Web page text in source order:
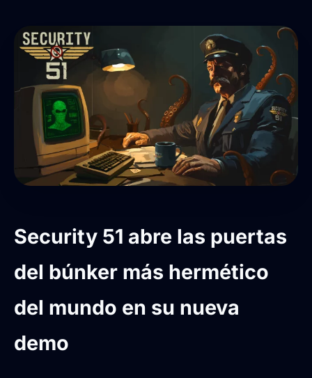
Security 51 abre las puertas
del búnker más hermético
del mundo en su nueva
demo